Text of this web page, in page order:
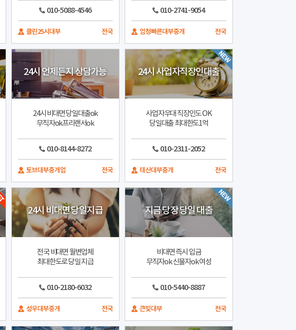
010-5088-4546
클린25시대부 전국
010-2741-9054
엄청빠른대부중개 전국
24시 언제든지 상담가능
24시 비대면 당일대출ok
무직자ok프리랜서ok
010-8144-8272
토브대부중개업 전국
24시 사업자직장인대출
사업자우대 직장인도 OK
당일대출 최대한도1억
010-2311-2052
태산대부중개 전국
24시 비대면 당일지급
전국 비대면 월변업체
최대한도로 당일 지급
010-2180-6032
성우대부중개 전국
지금 당장 당일 대출
비대면 즉시 입금
무직자ok 신불자ok 여성
010-5440-8887
큰빛대부 전국